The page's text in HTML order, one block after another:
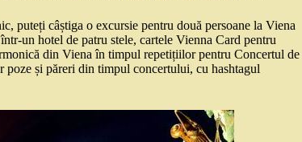
puteți câștiga o excursie pentru două persoane la Viena
un hotel de patru stele, cartele Vienna Card pentru
din Viena în timpul repetițiilor pentru Concertul de
poze și păreri din timpul concertului, cu hashtagul